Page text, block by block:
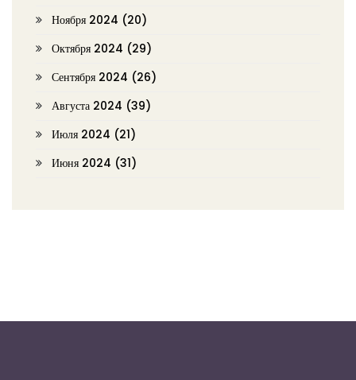
Ноября 2024 (20)
Октября 2024 (29)
Сентября 2024 (26)
Августа 2024 (39)
Июля 2024 (21)
Июня 2024 (31)